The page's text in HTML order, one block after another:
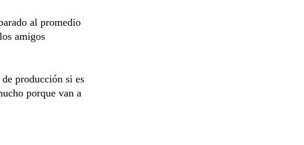
al promedio
amigos
producción si es
porque van a